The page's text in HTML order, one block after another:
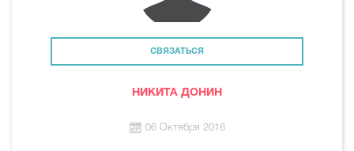
СВЯЗАТЬСЯ
НИКИТА ДОНИН
06 Октября 2016